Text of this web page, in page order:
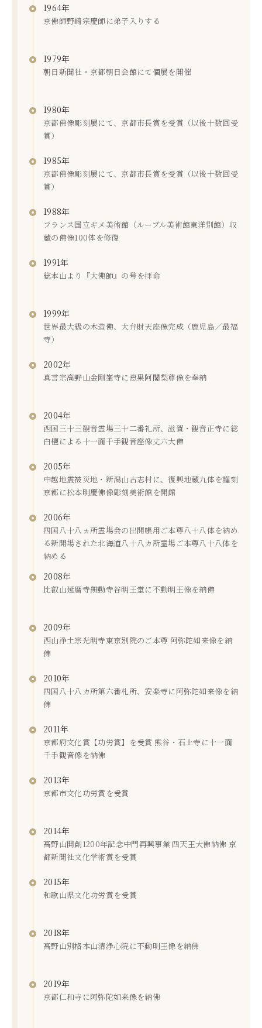
1964年
京佛師野崎宗慶師に弟子入りする
1979年
朝日新聞社・京都朝日会館にて個展を開催
1980年
京都佛像彫刻展にて、京都市長賞を受賞（以後十数回受
賞）
1985年
京都佛像彫刻展にて、京都市長賞を受賞（以後十数回受
賞）
1988年
フランス国立ギメ美術館（ルーブル美術館東洋別館）収
蔵の佛像100体を修復
1991年
総本山より『大佛師』の号を拝命
1999年
世界最大級の木造佛、大弁財天座像完成（鹿児島／最福
寺）
2002年
真言宗高野山金剛峯寺に恵果阿闍梨尊像を奉納
2004年
西国三十三観音霊場三十二番礼所、滋賀・観音正寺に総
白檀による十一面千手観音座像丈六大佛
2005年
中越地震被災地・新潟山古志村に、復興地蔵九体を謹刻
京都に松本明慶佛像彫刻美術館を開館
2006年
四国八十八ヵ所霊場会の出開帳用ご本尊八十八体を納め
る新開場された北海道八十八カ所霊場ご本尊八十八体を
納める
2008年
比叡山延暦寺無動寺谷明王堂に不動明王像を納佛
2009年
西山浄土宗光明寺東京別院のご本尊 阿弥陀如来像を納
佛
2010年
四国八十八カ所第六番札所、安楽寺に阿弥陀如来像を納
佛
2011年
京都府文化賞【功労賞】を受賞 熊谷・石上寺に十一面
千手観音像を納佛
2013年
京都市文化功労賞を受賞
2014年
高野山開創1200年記念中門再興事業 四天王大佛納佛 京
都新聞社文化学術賞を受賞
2015年
和歌山県文化功労賞を受賞
2018年
高野山別格本山清浄心院に不動明王像を納佛
2019年
京都仁和寺に阿弥陀如来像を納佛